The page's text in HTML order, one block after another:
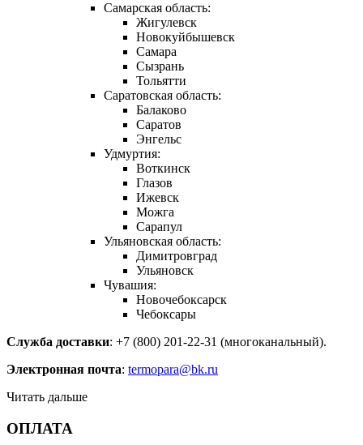
Самарская область:
Жигулевск
Новокуйбышевск
Самара
Сызрань
Тольятти
Саратовская область:
Балаково
Саратов
Энгельс
Удмуртия:
Воткинск
Глазов
Ижевск
Можга
Сарапул
Ульяновская область:
Димитровград
Ульяновск
Чувашия:
Новочебоксарск
Чебоксары
Служба доставки: +7 (800) 201-22-31 (многоканальный).
Электронная почта: termopara@bk.ru
Читать дальше
ОПЛАТА